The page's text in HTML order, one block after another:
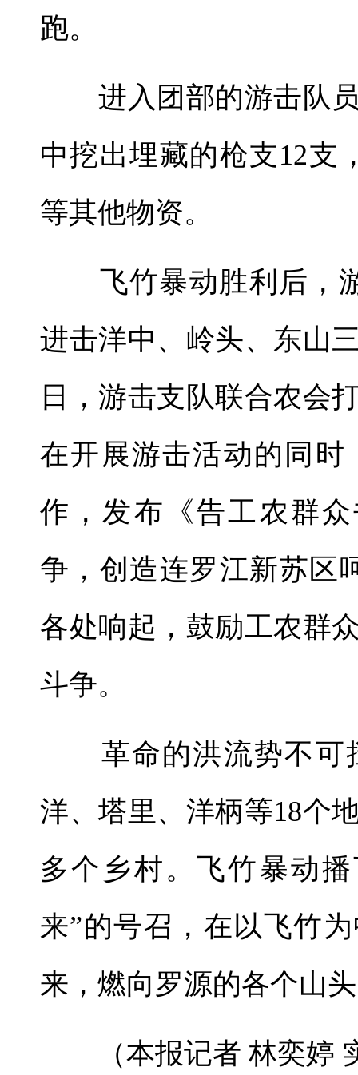
跑。
进入团部的游击队员
中挖出埋藏的枪支12支
等其他物资。
飞竹暴动胜利后，游
进击洋中、岭头、东山
日，游击支队联合农会
在开展游击活动的同
作，发布《告工农群
争，创造连罗江新苏区
各处响起，鼓励工农群
斗争。
革命的洪流势不可
洋、塔里、洋柄等18个
多个乡村。飞竹暴动
来”的号召，在以飞竹
来，燃向罗源的各个山
（本报记者 林奕婷